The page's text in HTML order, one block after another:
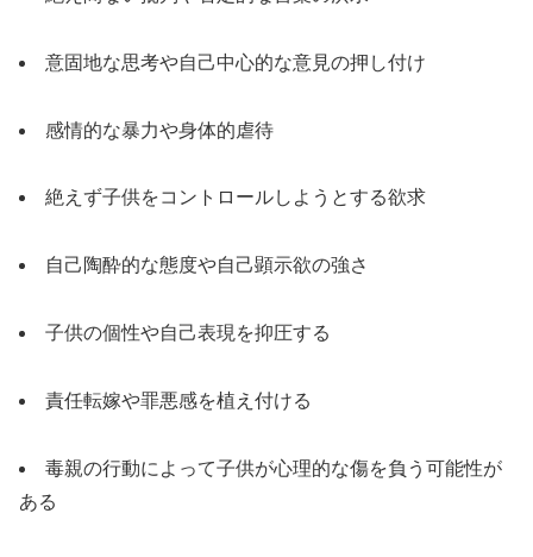
意固地な思考や自己中心的な意見の押し付け
感情的な暴力や身体的虐待
絶えず子供をコントロールしようとする欲求
自己陶酔的な態度や自己顕示欲の強さ
子供の個性や自己表現を抑圧する
責任転嫁や罪悪感を植え付ける
毒親の行動によって子供が心理的な傷を負う可能性が
ある